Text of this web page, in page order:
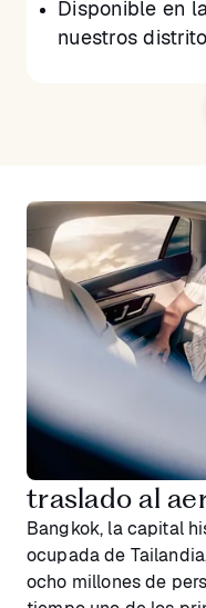
Disponible en
nuestros
traslado al
Bangkok, la capital
ocupada de
ocho millones de